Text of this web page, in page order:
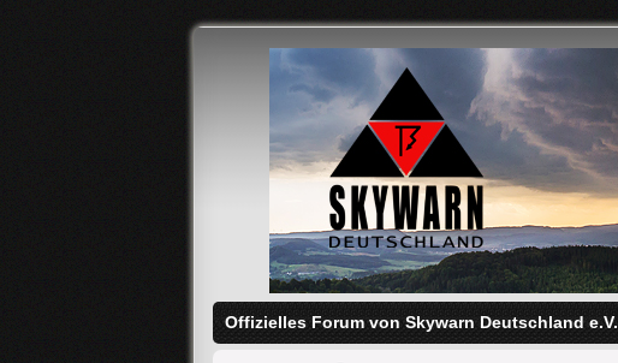
Offizielles Forum von Skywarn Deutschland e.V.